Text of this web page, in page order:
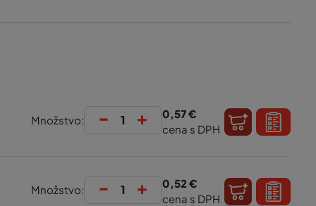
Množstvo: - +
0,57 €
cena s DPH
Množstvo: - +
0,52 €
cena s DPH